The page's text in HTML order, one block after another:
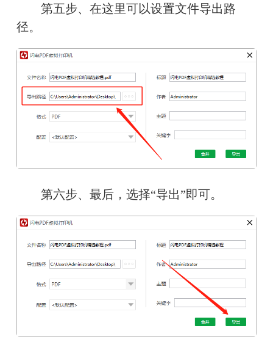
第五步、在这里可以设置文件导出路
径。
第六步、最后，选择“导出”即可。